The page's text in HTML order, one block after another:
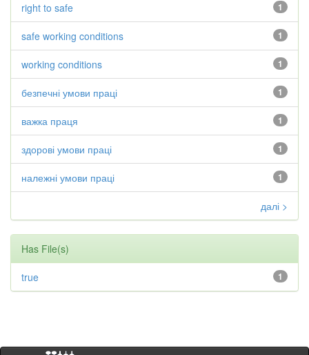
1
right to safe
1
safe working conditions
1
working conditions
1
безпечні умови праці
1
важка праця
1
здорові умови праці
1
належні умови праці
далі >
Has File(s)
1
true